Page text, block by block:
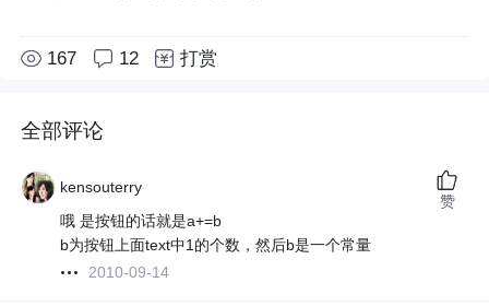
167 12 打赏
全部评论
kensouterry
哦 是按钮的话就是a+=b
b为按钮上面text中1的个数，然后b是一个常量
2010-09-14
赞